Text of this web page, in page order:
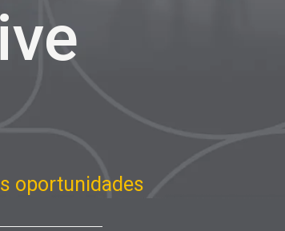
oportunidades